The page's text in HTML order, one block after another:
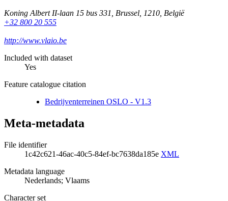
Koning Albert II-laan 15 bus 331 Brussel 1210 België
+32 800 20 555
http://www.vlaio.be
Included with dataset
Yes
Feature catalogue citation
Bedrijventerreinen OSLO - V1.3
Meta-metadata
File identifier
1c42c621-46ac-40c5-84ef-bc7638da185e XML
Metadata language
Nederlands; Vlaams
Character set